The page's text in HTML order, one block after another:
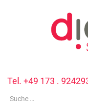
Tel. +49 173 .